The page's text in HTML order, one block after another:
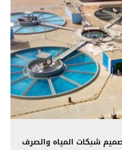
شبكات المياه والصرف